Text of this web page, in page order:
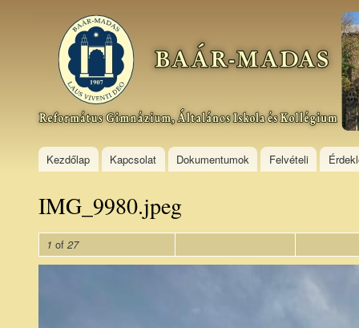
Baár–
Madas
Református
Gimnázium,
Általános
Kollégium
Kezdőlap Kapcsolat Dokumentumok Felvételi
IMG_9980.jpeg
1 of 27